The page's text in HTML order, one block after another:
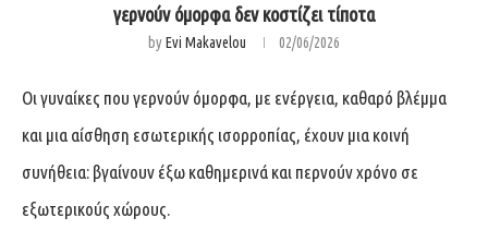
γερνούν όμορφα δεν κοστίζει τίποτα
byEvi Makavelou 02/06/2026
Οι γυναίκες που γερνούν όμορφα, με ενέργεια, καθαρό βλέμμα
και μια αίσθηση εσωτερικής ισορροπίας, έχουν μια κοινή
συνήθεια: βγαίνουν έξω καθημερινά και περνούν χρόνο σε
εξωτερικούς χώρους.